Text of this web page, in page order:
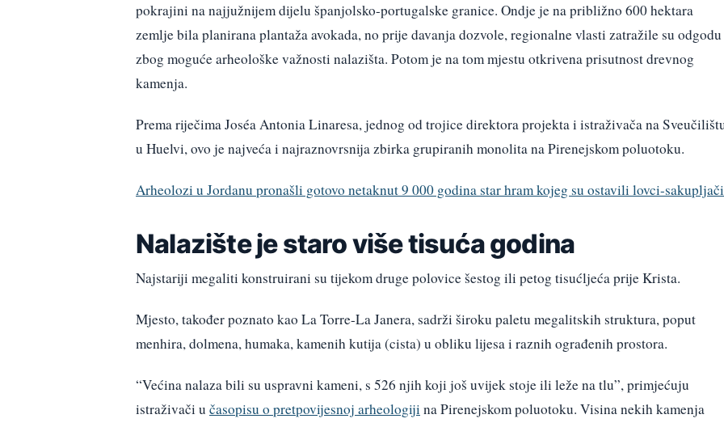
pokrajini na najjužnijem dijelu španjolsko-portugalske granice. Ondje je na približno 600 hektara
zemlje bila planirana plantaža avokada, no prije davanja dozvole, regionalne vlasti zatražile su odgodu
zbog moguće arheološke važnosti nalazišta. Potom je na tom mjestu otkrivena prisutnost drevnog
kamenja.
Prema riječima Joséa Antonia Linaresa, jednog od trojice direktora projekta i istraživača na
u Huelvi, ovo je najveća i najraznovrsnija zbirka grupiranih monolita na Pirenejskom poluotoku.
Arheolozi u Jordanu pronašli gotovo netaknut 9 000 godina star hram kojeg su ostavili lovci-sakupljači
Nalazište je staro više tisuća godina
Najstariji megaliti konstruirani su tijekom druge polovice šestog ili petog tisućljeća prije Krista.
Mjesto, također poznato kao La Torre-La Janera, sadrži široku paletu megalitskih struktura, poput
menhira, dolmena, humaka, kamenih kutija (cista) u obliku lijesa i raznih ograđenih prostora.
“Većina nalaza bili su uspravni kameni, s 526 njih koji još uvijek stoje ili leže na tlu”, primjećuju
istraživači u časopisu o pretpovijesnoj arheologiji na Pirenejskom poluotoku. Visina nekih kamenja